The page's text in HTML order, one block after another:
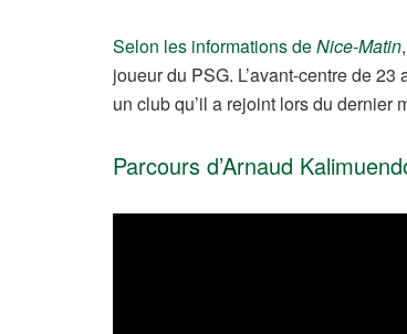
Selon les informations deNice-Matin
joueur du PSG. L’avant-centre de
un club qu’il a rejoint lors du dernier
Parcours d’Arnaud